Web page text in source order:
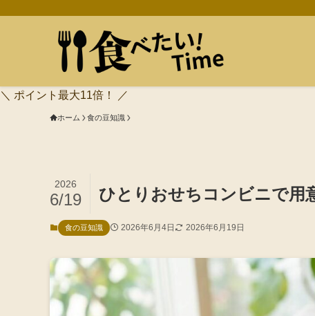
＼ ポイント最大11倍！ ／
ホーム 食の豆知識
ひとりおせちコンビニで用
2026
6/19
食の豆知識 2026年6月4日 2026年6月19日